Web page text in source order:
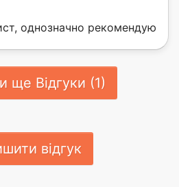
однозначно рекомендую
ще Відгуки (1)
відгук